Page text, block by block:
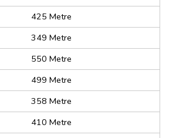
425 Metre
349 Metre
550 Metre
499 Metre
358 Metre
410 Metre